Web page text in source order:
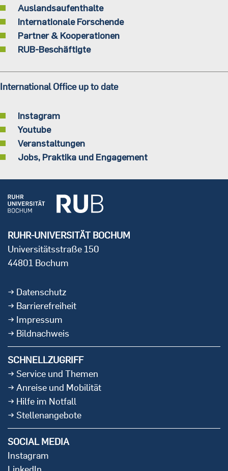
Auslandsaufenthalte
Internationale Forschende
Partner & Kooperationen
RUB-Beschäftigte
International Office up to date
Instagram
Youtube
Veranstaltungen
Jobs, Praktika und Engagement
RUHR-UNIVERSITÄT BOCHUM
Universitätsstraße 150
44801 Bochum
Datenschutz
Barrierefreiheit
Impressum
Bildnachweis
SCHNELLZUGRIFF
Service und Themen
Anreise und Mobilität
Hilfe im Notfall
Stellenangebote
SOCIAL MEDIA
Instagram